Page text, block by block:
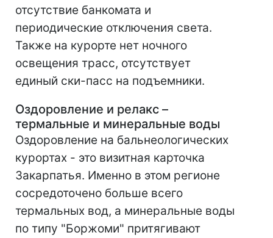
отсутствие банкомата и
периодические отключения света.
Также на курорте нет ночного
освещения трасс, отсутствует
единый ски-пасс на подъемники.
Оздоровление и релакс –
термальные и минеральные воды
Оздоровление на бальнеологических
курортах - это визитная карточка
Закарпатья. Именно в этом регионе
сосредоточено больше всего
термальных вод, а минеральные воды
по типу "Боржоми" притягивают